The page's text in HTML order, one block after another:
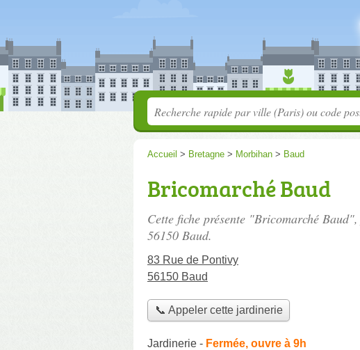
Accueil > Bretagne > Morbihan > Baud
Bricomarché Baud
Cette fiche présente "Bricomarché
56150 Baud.
83 Rue de Pontivy
56150 Baud
📞 Appeler cette jardinerie
Jardinerie - Fermée, ouvre à 9h